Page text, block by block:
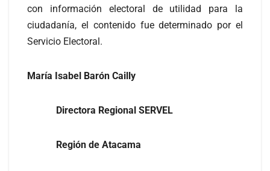
con información electoral de utilidad para la
ciudadanía, el contenido fue determinado por el
Servicio Electoral.
María Isabel Barón Cailly
Directora Regional SERVEL
Región de Atacama